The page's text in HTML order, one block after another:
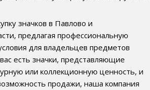
значков в Павлово и
предлагая профессиональную
для владельцев предметов
есть значки, представляющие
или коллекционную ценность, и
продажи, наша компания